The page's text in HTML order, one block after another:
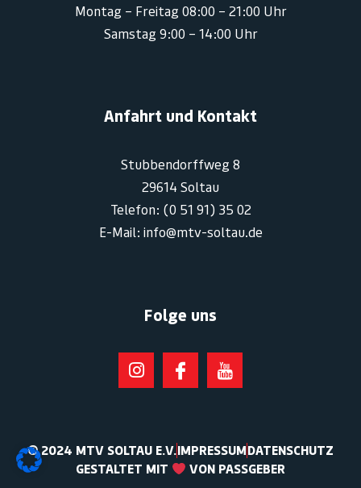
Montag – Freitag 08:00 – 21:00 Uhr
Samstag 9:00 – 14:00 Uhr
Anfahrt und Kontakt
Stubbendorffweg 8
29614 Soltau
Telefon: (0 51 91) 35 02
E-Mail: info@mtv-soltau.de
Folge uns
© 2024 MTV SOLTAU E.V.IMPRESSUMDATENSCHUTZ
GESTALTET MIT
VON PASSGEBER